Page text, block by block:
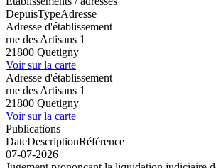
DepuisTypeAdresse
Adresse d'établissement
rue des Artisans 1
21800 Quetigny
Voir sur la carte
Adresse d'établissement
rue des Artisans 1
21800 Quetigny
Voir sur la carte
Publications
DateDescriptionRéférence
07-07-2026